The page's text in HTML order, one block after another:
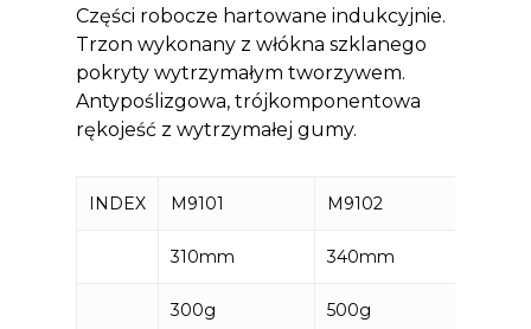
Części robocze hartowane indukcyjnie.
Trzon wykonany z włókna szklanego
pokryty wytrzymałym tworzywem.
Antypoślizgowa, trójkomponentowa
rękojeść z wytrzymałej gumy.
INDEX M9101 M9102
310mm 340mm
300g 500g